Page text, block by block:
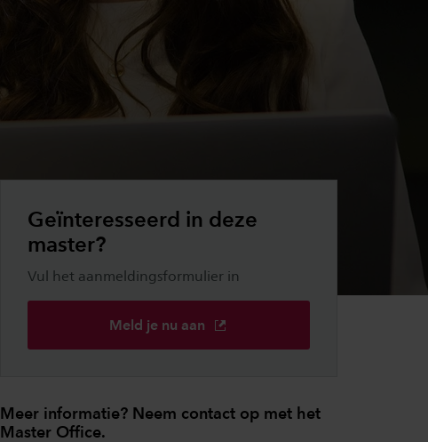
Geïnteresseerd in deze
master?
Vul het aanmeldingsformulier in
Meld je nu aan
Meer informatie? Neem contact op met het
Master Office.